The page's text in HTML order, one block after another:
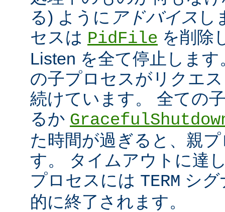
る) ように アドバイス し
セスは PidFile を削除
Listen を全て停止しま
の子プロセスがリクエ
続けています。 全ての
るか
た時間が過ぎると、親
す。 タイムアウトに達
プロセスには TERM シ
的に終了されます。